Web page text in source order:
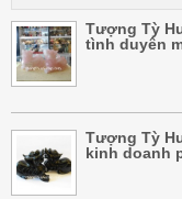
Tượng Tỳ
tình duyên
Tượng Tỳ
kinh doanh